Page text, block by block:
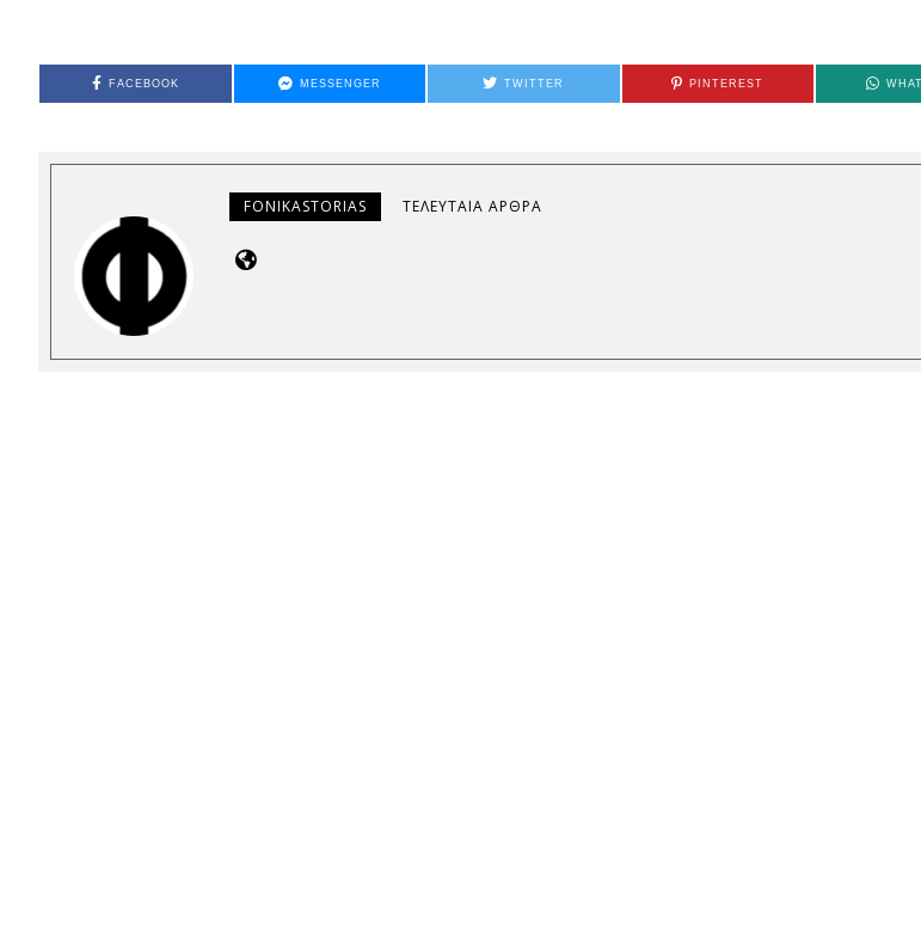
FACEBOOK MESSENGER TWITTER PINTEREST
FONIKASTORIAS ΤΕΛΕΥΤΑΊΑ ΆΡΘΡΑ